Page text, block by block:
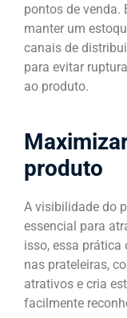
pontos de venda.
manter um
canais de
para evitar
ao produto.
produto
A visibilidade do
essencial para
isso, essa
nas prateleiras,
atrativos e cria
facilmente